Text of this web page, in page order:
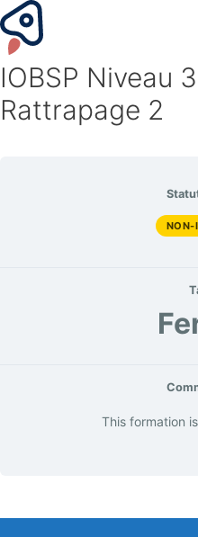
IOBSP Niveau
Rattrapage 2
NON-
This formation